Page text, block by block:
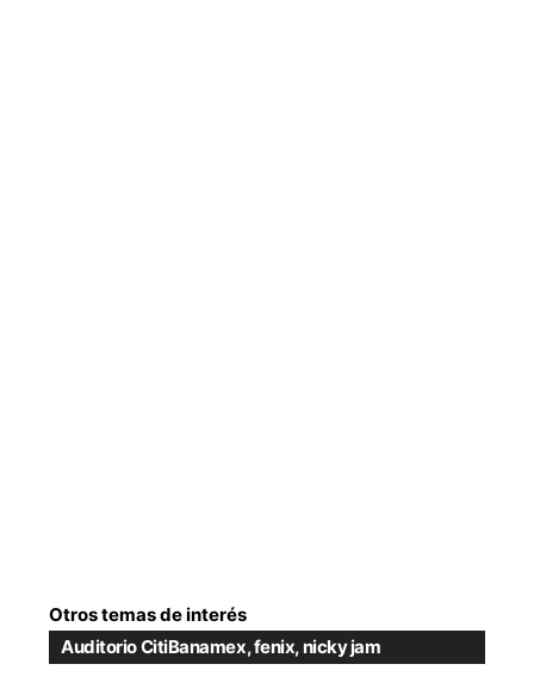
Otros temas de interés
Auditorio CitiBanamex,fenix, nicky jam